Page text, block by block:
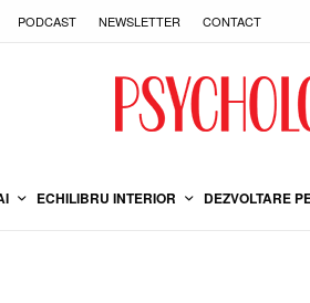
PODCAST NEWSLETTER CONTACT
ECHILIBRU INTERIOR DEZVOLTARE